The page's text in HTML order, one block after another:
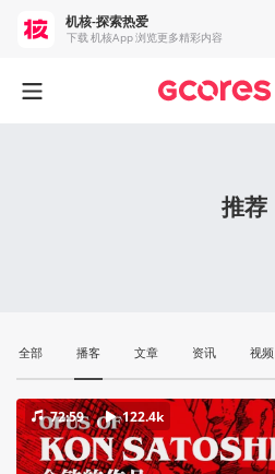
推荐
全部 播客 文章 资讯 视频
72:59 122.4k
机核-探索热爱
下载 机核App 浏览更多精彩内容